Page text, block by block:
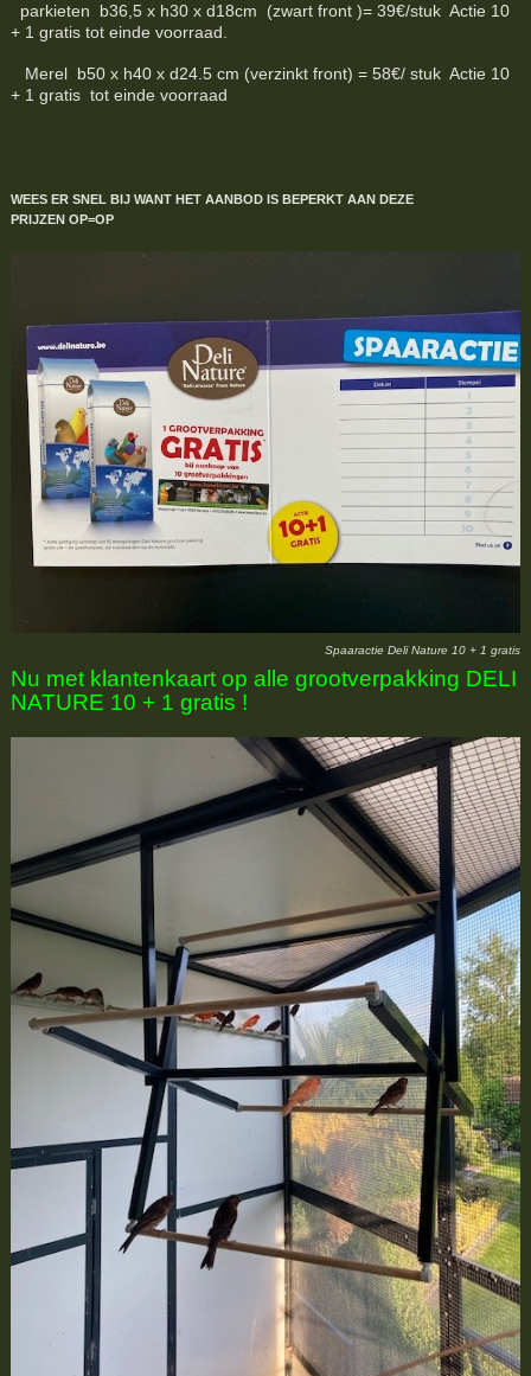
parkieten b36,5 x h30 x d18cm (zwart front )= 39€/stuk Actie 10
+ 1 gratis tot einde voorraad.
Merel b50 x h40 x d24.5 cm (verzinkt front) = 58€/ stuk Actie 10
+ 1 gratis tot einde voorraad
WEES ER SNEL BIJ WANT HET AANBOD IS BEPERKTAAN DEZE
PRIJZENOP=OP
Spaaractie Deli Nature 10 + 1 gratis
Nu met klantenkaart op alle grootverpakking DELI
NATURE 10 + 1 gratis !